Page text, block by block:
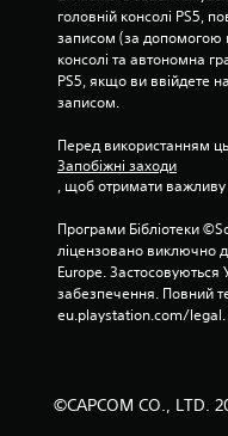
головній консолі PS5,
записом (за допомогою
консолі та автономна
PS5, якщо ви ввійдете
записом.
Перед використанням
Запобіжні заходи
, щоб отримати
Програми Бібліотеки
ліцензовано виключно
Europe.
забезпечення. Повний
eu.playstation.com/legal.
©CAPCOM CO., LTD.